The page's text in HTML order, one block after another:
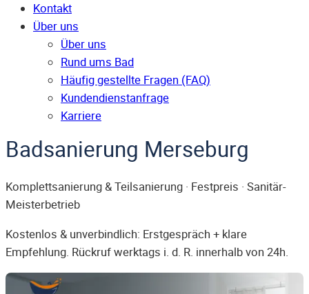
Kontakt
Über uns
Über uns
Rund ums Bad
Häufig gestellte Fragen (FAQ)
Kunden­dienst­anfrage
Karriere
Badsanierung Merseburg
Komplettsanierung & Teilsanierung · Festpreis · Sanitär-
Meisterbetrieb
Kostenlos & unverbindlich: Erstgespräch + klare
Empfehlung. Rückruf werktags i. d. R. innerhalb von 24h.